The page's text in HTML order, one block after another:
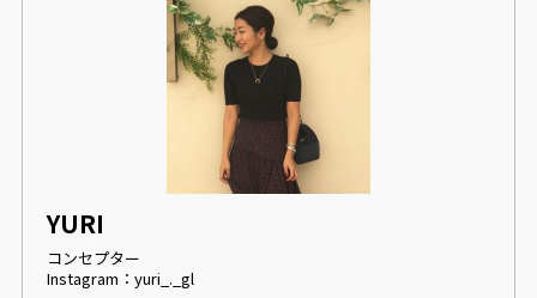
YURI
コンセプター
Instagram：yuri_._gl